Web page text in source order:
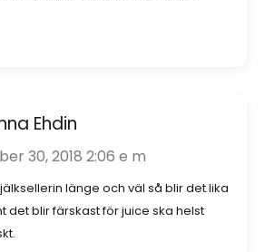
Ehdin
30, 2018 2:06 e m
länge och väl så blir det lika
det blir färskast för juice ska helst